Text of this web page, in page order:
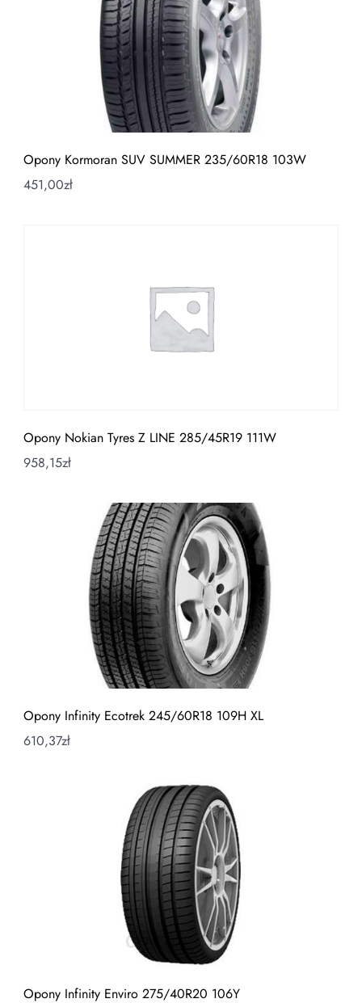
Opony Kormoran SUV SUMMER 235/60R18 103W
451,00zł
Opony Nokian Tyres Z LINE 285/45R19 111W
958,15zł
Opony Infinity Ecotrek 245/60R18 109H XL
610,37zł
Opony Infinity Enviro 275/40R20 106Y